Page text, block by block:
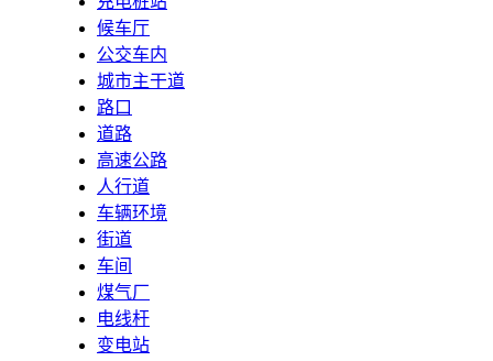
候车厅
公交车内
城市主干道
路口
道路
高速公路
人行道
车辆环境
街道
车间
煤气厂
电线杆
变电站